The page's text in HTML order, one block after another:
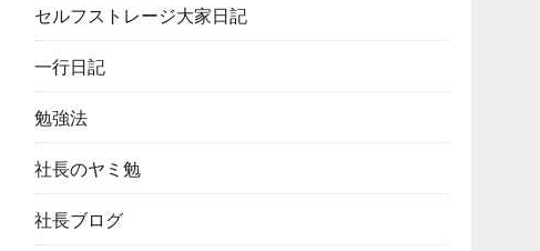
セルフストレージ大家日記
一行日記
勉強法
社長のヤミ勉
社長ブログ